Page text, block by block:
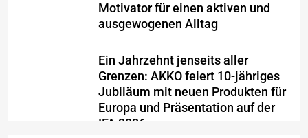
Motivator für einen aktiven und
ausgewogenen Alltag
Ein Jahrzehnt jenseits aller
Grenzen: AKKO feiert 10-jähriges
Jubiläum mit neuen Produkten für
Europa und Präsentation auf der
IFA 2026